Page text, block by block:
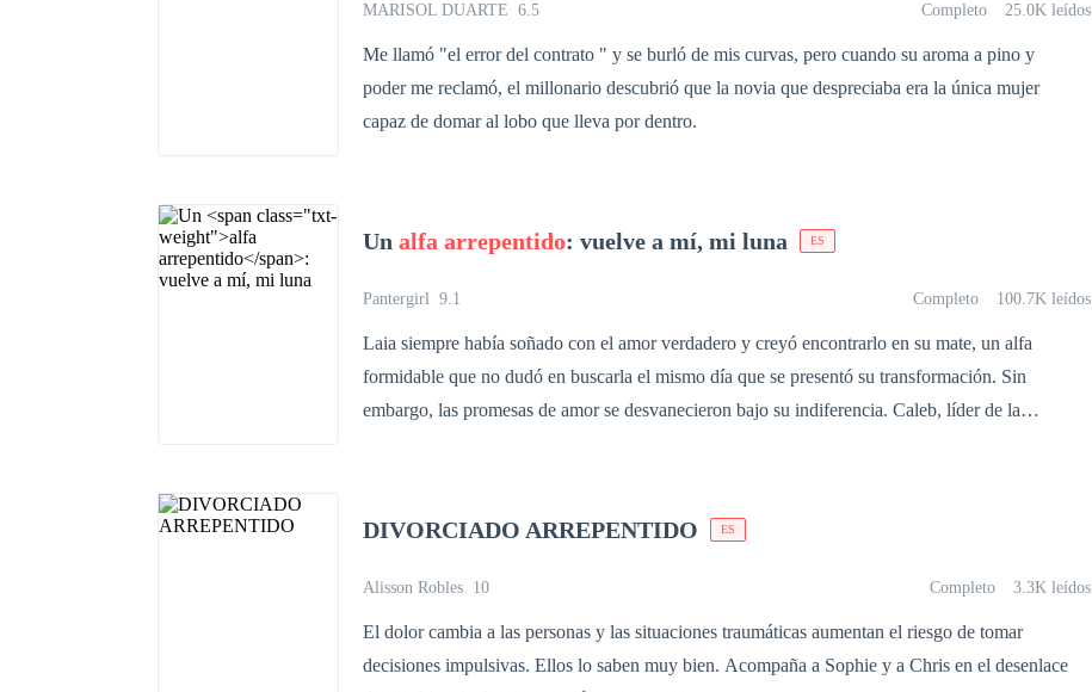
MARISOL DUARTE 6.5 Completo 25.0K leídos
Me llamó "el error del contrato " y se burló de mis curvas, pero cuando su aroma a pino y
poder me reclamó, el millonario descubrió que la novia que despreciaba era la única mujer
capaz de domar al lobo que lleva por dentro.
Un alfa arrepentido: vuelve a mí, mi luna ES
Pantergirl 9.1 Completo 100.7K leídos
Laia siempre había soñado con el amor verdadero y creyó encontrarlo en su mate, un alfa
formidable que no dudó en buscarla el mismo día que se presentó su transformación. Sin
embargo, las promesas de amor se desvanecieron bajo su indiferencia. Caleb, líder de la
de que jamás sería amada y abandonó la manada en busca de su identidad y poder interior.
Tiempo después, tras reencontrarse con Caleb, él descubrió que Laia no solo había crecido en
inesperado secreto acerca de la diosa Luna, un misterio que podría cambiar el destino de los
hombres lobo. Además, ella estaba dispuesta a hacerlo sufrir como venganza. Juntos debían
DIVORCIADO ARREPENTIDO ES
Alisson Robles 10 Completo 3.3K leídos
El dolor cambia a las personas y las situaciones traumáticas aumentan el riesgo de tomar
decisiones impulsivas. Ellos lo saben muy bien. Acompaña a Sophie y a Chris en el desenlace